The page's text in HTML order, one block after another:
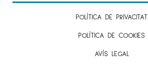
POLÍTICA DE PRIVACITAT
POLÍTICA DE COOKIES
AVÍS LEGAL